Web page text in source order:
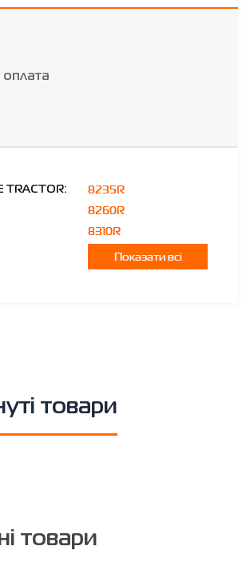
оплата
TRACTOR:
8235R
8260R
8310R
Показати всі
товари
товари